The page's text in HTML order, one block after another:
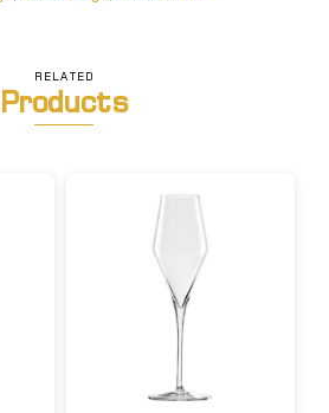
RELATED
Products